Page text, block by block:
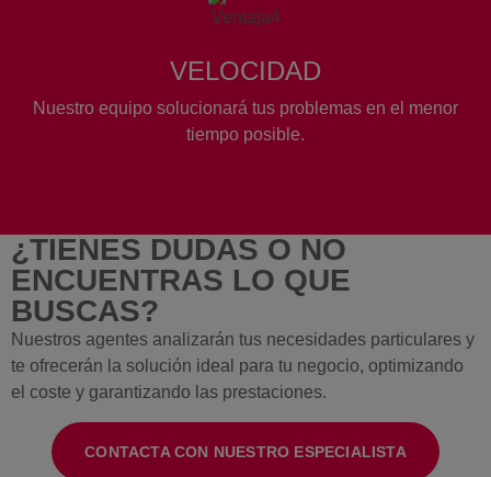
VELOCIDAD
Nuestro equipo solucionará tus problemas en el menor
tiempo posible.
¿TIENES DUDAS O NO
ENCUENTRAS LO QUE
BUSCAS?
Nuestros agentes analizarán tus necesidades particulares y
te ofrecerán la solución ideal para tu negocio, optimizando
el coste y garantizando las prestaciones.
CONTACTA CON NUESTRO ESPECIALISTA